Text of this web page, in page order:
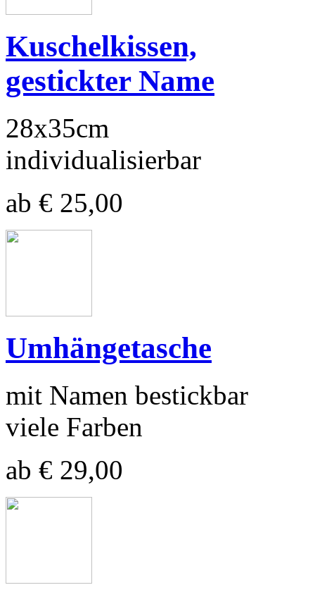
Kuschelkissen,
gestickter Name
28x35cm
individualisierbar
ab € 25,00
Umhängetasche
mit Namen bestickbar
viele Farben
ab € 29,00